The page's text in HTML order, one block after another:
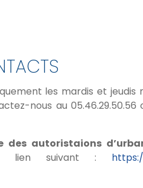
les mardis et jeudis
nous au 05.46.29.50.56
des autoristaions
lien suivant :